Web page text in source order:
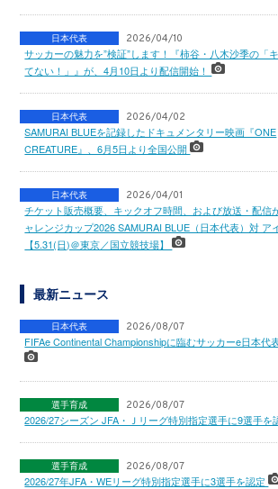
日本代表 2026/04/10
サッカーの魅力を”検証”します！『柿谷・八木沙季の「
てない！」』が、4月10日より配信開始！
日本代表 2026/04/02
SAMURAI BLUEを記録したドキュメンタリー映画『ONE
CREATURE』、6月5日より全国公開
日本代表 2026/04/01
チケット販売概要、キックオフ時間、および放送・配
ャレンジカップ2026 SAMURAI BLUE（日本代表）対 ア
【5.31(日)＠東京／国立競技場】
最新ニュース
日本代表 2026/08/07
FIFAe Continental Championshipに臨むサッカーe日本代
選手育成 2026/08/07
2026/27シーズン JFA・Ｊリーグ特別指定選手に9選手
選手育成 2026/08/07
2026/27年JFA・WEリーグ特別指定選手に3選手を認定